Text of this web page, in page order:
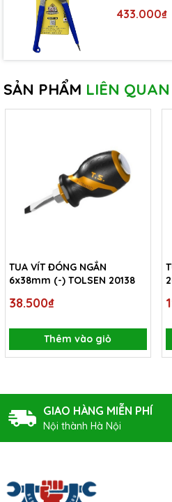
433.000₫
SẢN PHẨM LIÊN QUAN
TUA VÍT ĐÓNG NGẮN
6x38mm (-) TOLSEN 20138
38.500₫
Thêm vào giỏ
GIAO HÀNG MIỄN PHÍ
Nội thành Hà Nội